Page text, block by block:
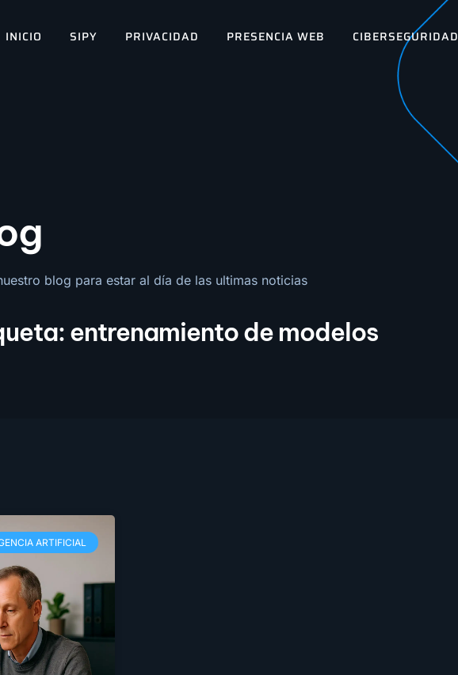
INICIO SIPY PRIVACIDAD PRESENCIA WEB CIBERSEGURIDAD
blog para estar al día de las ultimas noticias
entrenamiento de modelos
ARTIFICIAL